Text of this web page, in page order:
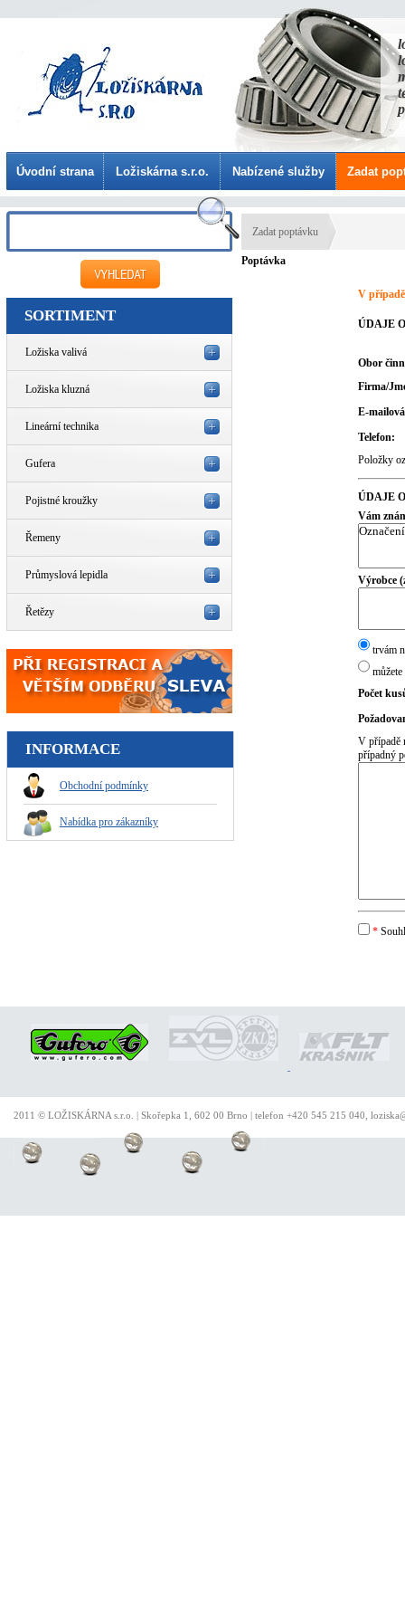
Úvodní strana Ložiskárna s.r.o. Nabízené služby Zadat
SORTIMENT
Ložiska valivá
Ložiska kluzná
Lineární technika
Gufera
Pojistné kroužky
Řemeny
Průmyslová lepidla
Řetězy
INFORMACE
Obchodní podmínky
Nabídka pro zákazníky
Zadat poptávku
Poptávka
V
ÚDAJE
Obor
Firma/
E-
Telefon:
Položky
ÚDAJE
Vám
Výrobce
trvám
Počet
V případě
případný
*
2011 © LOŽISKÁRNA s.r.o. | Skořepka 1, 602 00 Brno | telefon +420 545 215 040,